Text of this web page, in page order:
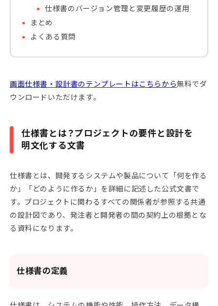
仕様書のバージョン管理と変更履歴の運用
まとめ
よくある質問
画面仕様書・設計書のテンプレートはこちらから無料でダ
ウンロードいただけます。
仕様書とは？プロジェクトの要件と設計を
明文化する文書
仕様書とは、開発するシステムや製品について「何を作る
か」「どのように作るか」を詳細に記述した公式文書で
す。プロジェクトに関わるすべての関係者が参照する共通
の設計図であり、発注者と開発者の間の契約上の根拠とな
る資料になります。
仕様書の定義